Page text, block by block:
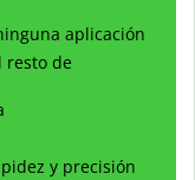
aplicación
resto de
y precisión